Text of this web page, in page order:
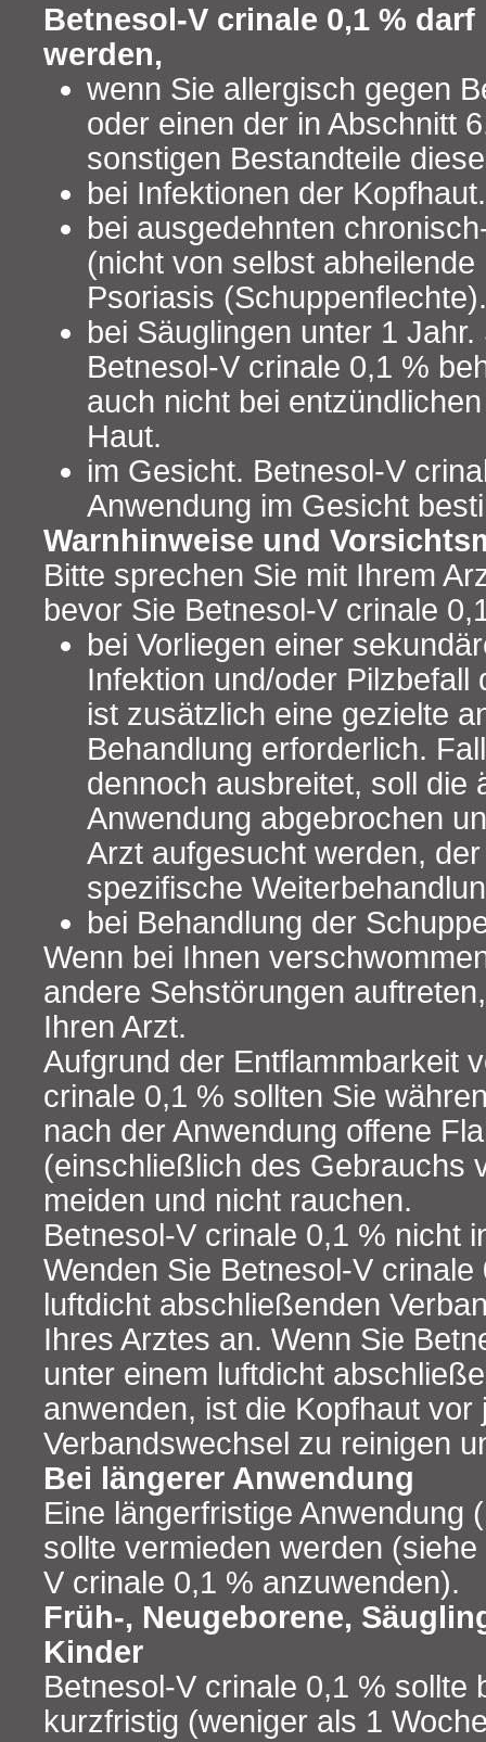
Betnesol-V crinale 0,1 %
werden,
wenn Sie allergisch gegen
oder einen der in Abschnitt
sonstigen Bestandteile
bei Infektionen der Kopfhaut.
bei ausgedehnten
(nicht von selbst
Psoriasis (Schuppenflechte).
bei Säuglingen unter 1
Betnesol-V crinale 0,1 %
auch nicht bei
Haut.
im Gesicht. Betnesol-V
Anwendung im Gesicht
Warnhinweise und
Bitte sprechen Sie mit Ihrem
bevor Sie Betnesol-V crinale
bei Vorliegen einer
Infektion und/oder Pilzbefall
ist zusätzlich eine gezielte
Behandlung erforderlich.
dennoch ausbreitet, soll die
Anwendung abgebrochen
Arzt aufgesucht werden,
spezifische
bei Behandlung der
Wenn bei Ihnen
andere Sehstörungen
Ihren Arzt.
Aufgrund der Entflammbarkeit
crinale 0,1 % sollten Sie
nach der Anwendung offene
(einschließlich des Gebrauchs
meiden und nicht rauchen.
Betnesol-V crinale 0,1 % nicht
Wenden Sie Betnesol-V
luftdicht abschließenden
Ihres Arztes an. Wenn Sie
unter einem luftdicht
anwenden, ist die Kopfhaut vor
Verbandswechsel zu reinigen
Bei längerer Anwendung
Eine längerfristige Anwendung
sollte vermieden werden
V crinale 0,1 % anzuwenden).
Früh-, Neugeborene,
Kinder
Betnesol-V crinale 0,1 % sollte
kurzfristig (weniger als 1